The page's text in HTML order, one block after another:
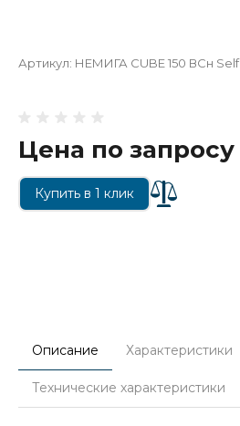
Артикул: НЕМИГА CUBE 150 ВСн Self
Цена по запросу
Купить в 1 клик
Описание Характеристики
Технические характеристики